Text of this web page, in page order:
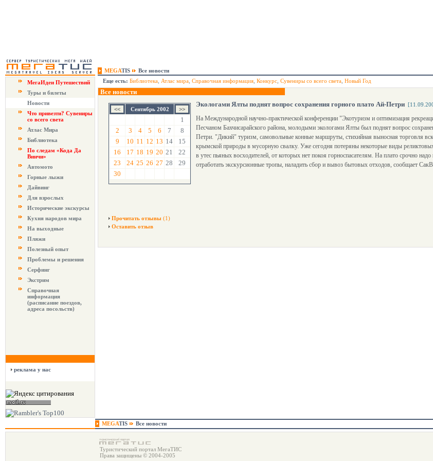
MEGATIS
Все новости
МегаИдеи Путешествий
Туры и билеты
Новости
Что привезти? Сувениры
со всего света
Атлас Мира
Библиотека
По следам «Кода Да
Винчи»
Автомото
Горные лыжи
Дайвинг
Для взрослых
Исторические экскурсы
Кухня народов мира
На выходные
Пляжи
Полезный опыт
Проблемы и решения
Серфинг
Экстрим
Справочная
информация
(расписание поездов,
адреса посольств)
реклама у нас
Еще есть: Библиотека Атлас мира Справочная информация Конкурс Сувениры со всего света Новый Год
Все новости
Сентябрь 2002
1
2
3 4 5 6 7
8
9
10 11 12 13 14
15
16
17 18 19 20 21
22
23
24 25 26 27 28
29
30
Экологами Ялты поднят вопрос сохранения горного плато Ай-Петри
На Международной научно-практической конференции "Экотуризм и оптимизация
Песчаном Бахчисарайского района, молодыми экологами Ялты был поднят вопрос
Петри. "Дикий" туризм, самовольные конные маршруты, стихийная выносная торговля
крымской природы в мусорную свалку. Уже сегодня потеряны некоторые виды
в утес пьяных восходителей, от которых нет покоя горноспасателям. На плато срочно
отработать экскурсионные тропы, наладить сбор и вывоз бытовых отходов, сообщает
Прочитать отзывы (1)
Оставить отзыв
MEGATIS Все новости
Туристический портал МегаТИС
Права защищены © 2004-2005